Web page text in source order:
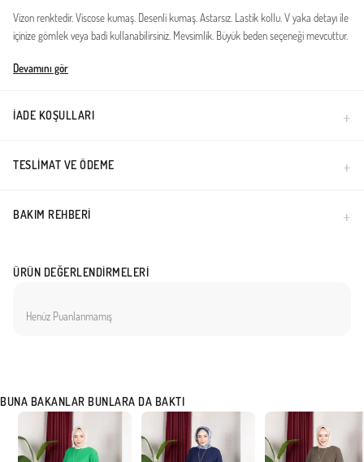
Vizon renktedir. Viscose kumaş. Desenli kumaş. Astarsız. Lastik kollu. V yaka detayı ile
içinize gömlek veya badi kullanabilirsiniz. Mevsimlik. Büyük beden seçeneği mevcuttur.
Türkiye'de üretilmiştir.
Devamını gör
İADE KOŞULLARI
TESLIMAT VE ÖDEME
BAKIM REHBERI
ÜRÜN DEĞERLENDIRMELERI
Henüz Puanlanmamış
BUNA BAKANLAR BUNLARA DA BAKTI